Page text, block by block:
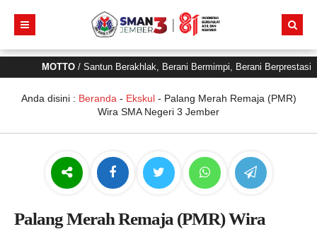
MOTTO/ Santun Berakhlak, Berani Bermimpi, Berani Berprestasi
Anda disini : Beranda - Ekskul- Palang Merah Remaja (PMR)
Wira SMA Negeri 3 Jember
Palang Merah Remaja (PMR) Wira